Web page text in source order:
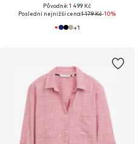
Původně: 1 499 Kč
Poslední nejnižší cena:1 179 Kč-10%
+1